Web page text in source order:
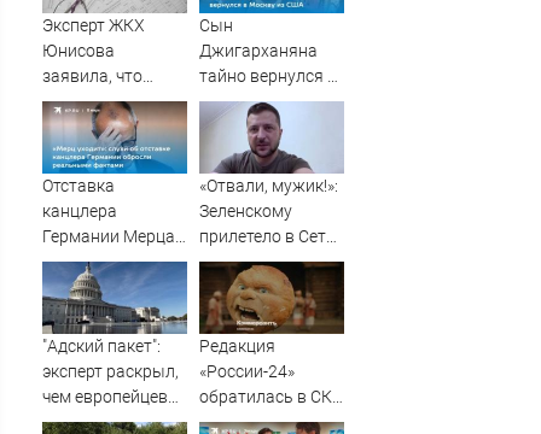
Эксперт ЖКХ
Юнисова
заявила, что
ремонт больше не
будет котловым
Сын
Джигарханяна
тайно вернулся в
Москву из США
Отставка
канцлера
Германии Мерца:
последние
новости на 7
августа 2026 и
прогнозы
«Отвали, мужик!»:
Зеленскому
прилетело в Сети
из-за визита в
Сербию
"Адский пакет":
эксперт раскрыл,
чем европейцев
испугали санкции
Редакция
«России-24»
обратилась в СКР
из-за травли